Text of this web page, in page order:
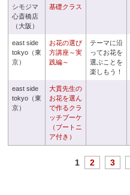
シモジマ
心斎橋店
（大阪）
基礎クラス
east side
tokyo（東
京）
お花の選び
方講座～実
践編～
テーマに沿
ってお花を
選ぶことを
楽しもう！
east side
tokyo（東
京）
大貫先生の
お花を選ん
で作るクラ
ッチブーケ
（ブートニ
ア付き）
1 2 3